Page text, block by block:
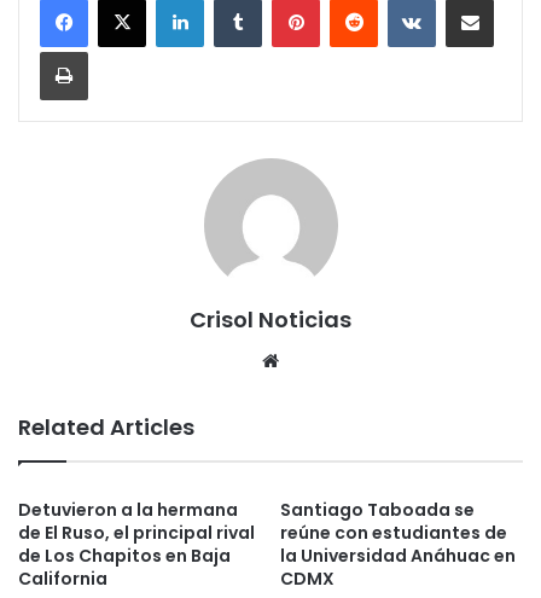
Crisol Noticias
Related Articles
Detuvieron a la hermana
de El Ruso, el principal rival
de Los Chapitos en Baja
California
Santiago Taboada se
reúne con estudiantes de
la Universidad Anáhuac en
CDMX